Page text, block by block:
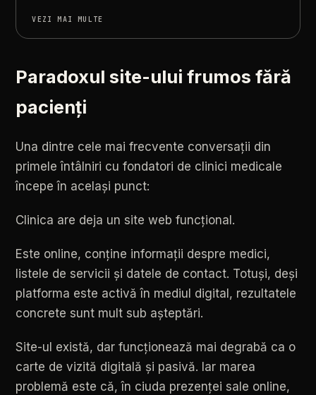
VEZI MAI MULTE
Paradoxul site-ului frumos fără
pacienți
Una dintre cele mai frecvente conversații din
primele întâlniri cu fondatori de clinici medicale
începe în același punct:
Clinica are deja un site web funcțional.
Este online, conține informații despre medici,
listele de servicii și datele de contact. Totuși, deși
platforma este activă în mediul digital, rezultatele
concrete sunt mult sub așteptări.
Site-ul există, dar funcționează mai degrabă ca o
carte de vizită digitală și pasivă. Iar marea
problemă este că, în ciuda prezenței sale online,